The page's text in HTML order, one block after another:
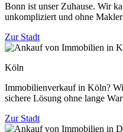
Bonn ist unser Zuhause. Wir
unkompliziert und ohne
Zur Stadt
Köln
Immobilienverkauf in Köln?
sichere Lösung ohne lange
Zur Stadt